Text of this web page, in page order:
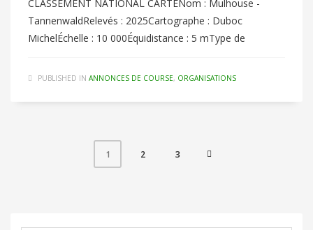
CLASSEMENT NATIONAL CARTENom : Mulhouse -
TannenwaldRelevés : 2025Cartographe : Duboc
MichelÉchelle : 10 000Équidistance : 5 mType de
PUBLISHED IN ANNONCES DE COURSE, ORGANISATIONS
1 2 3